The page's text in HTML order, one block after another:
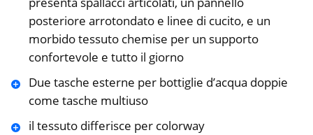
posteriore arrotondato e linee di cucito, e un
morbido tessuto chemise per un supporto
confortevole e tutto il giorno
Due tasche esterne per bottiglie d’acqua doppie
come tasche multiuso
il tessuto differisce per colorway